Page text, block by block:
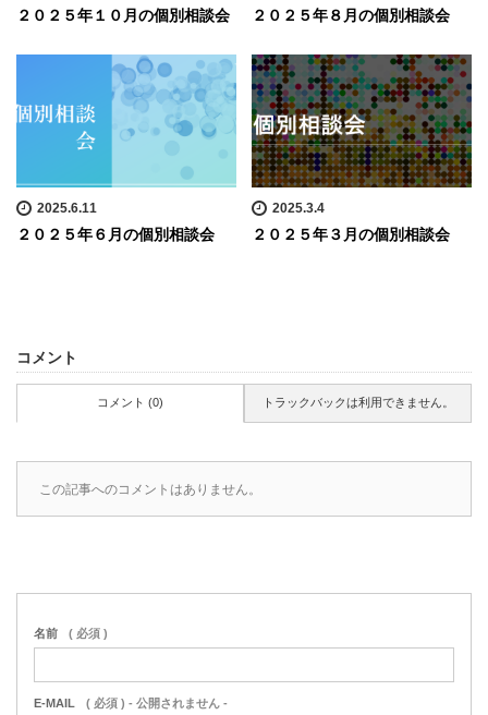
２０２５年１０月の個別相談会 ２０２５年８月の個別相談会
2025.6.11
２０２５年６月の個別相談会
2025.3.4
２０２５年３月の個別相談会
コメント
コメント (0) トラックバックは利用できません。
この記事へのコメントはありません。
名前 ( 必須 )
E-MAIL ( 必須 ) - 公開されません -